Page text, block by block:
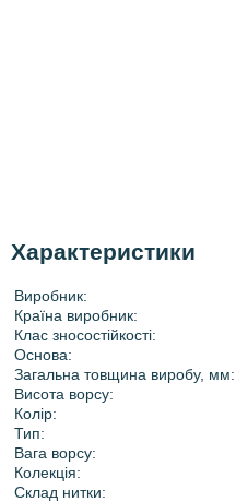
Характеристики
Виробник:
Країна виробник:
Клас зносостійкості:
Основа:
Загальна товщина виробу, мм:
Висота ворсу:
Колір:
Тип:
Вага ворсу:
Колекція:
Склад нитки: